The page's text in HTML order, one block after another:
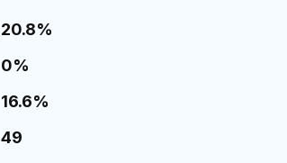
20.8%
0%
16.6%
49